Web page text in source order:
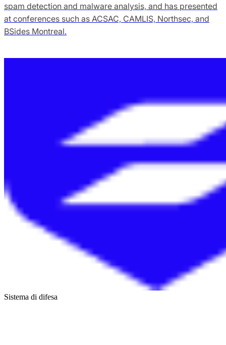
spam detection and malware analysis, and has presented
at conferences such as ACSAC, CAMLIS, Northsec, and
BSides Montreal.
Sistema di difesa